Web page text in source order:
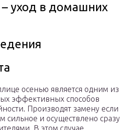
уход в домашних
осенью является одним из
эффективных способов
Производят замену если
сильное и осуществлено сразу
В этом случае